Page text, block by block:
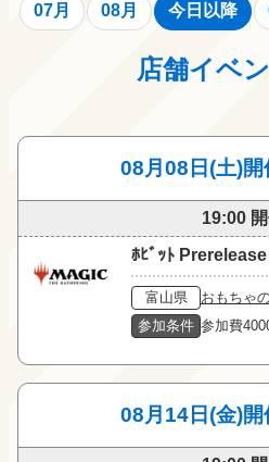
07月 08月 今日以降
店舗イベ
08月08日(土)開
19:00
ﾎﾋﾞｯﾄ Prerelease
富山県
おもちゃ
参加条件 参加費
08月14日(金)開